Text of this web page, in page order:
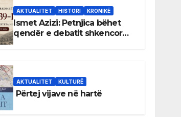
AKTUALITET HISTORI KRONIKË
Ismet Azizi: Petnjica bëhet
qendër e debatit shkencor
AKTUALITET KULTURË
Përtej vijave në hartë